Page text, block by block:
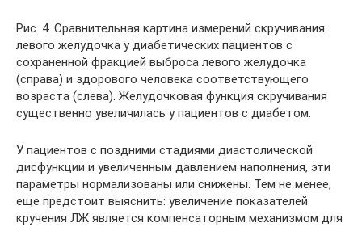
Рис. 4. Сравнительная картина измерений скручивания
левого желудочка у диабетических пациентов с
сохраненной фракцией выброса левого желудочка
(справа) и здорового человека соответствующего
возраста (слева). Желудочковая функция скручивания
существенно увеличилась у пациентов с диабетом.
У пациентов с поздними стадиями диастолической
дисфункции и увеличенным давлением наполнения, эти
параметры нормализованы или снижены. Тем не менее,
еще предстоит выяснить: увеличение показателей
кручения ЛЖ является компенсаторным механизмом для